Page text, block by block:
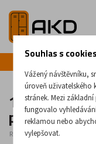
12-dveřová
přihrádkami
Rozměry: 1800 x
Souhlas s cookies
Vážený návštěvníku,
úroveň
stránek. Mezi
fungovalo
reklamou nebo
vylepšovat.